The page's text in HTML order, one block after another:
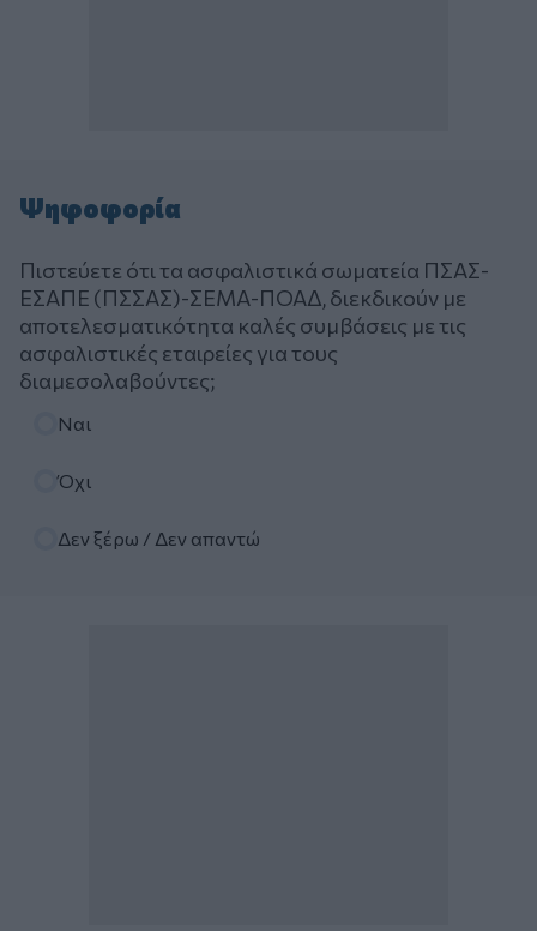
Ψηφοφορία
Πιστεύετε ότι τα ασφαλιστικά σωματεία ΠΣΑΣ-
ΕΣΑΠΕ (ΠΣΣΑΣ)-ΣΕΜΑ-ΠΟΑΔ, διεκδικούν με
αποτελεσματικότητα καλές συμβάσεις με τις
ασφαλιστικές εταιρείες για τους
διαμεσολαβούντες;
Ναι
Όχι
Δεν ξέρω / Δεν απαντώ